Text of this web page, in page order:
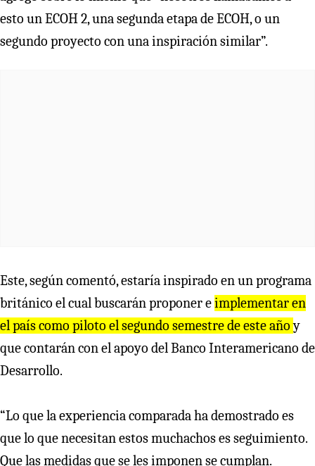
esto un ECOH 2, una segunda etapa de ECOH, o un
segundo proyecto con una inspiración similar”.
Este, según comentó, estaría inspirado en un programa
británico el cual buscarán proponer eimplementar en
el país como piloto el segundo semestre de este añoy
que contarán con el apoyo del Banco Interamericano de
Desarrollo.
“Lo que la experiencia comparada ha demostrado es
que lo que necesitan estos muchachos es seguimiento.
Que las medidas que se les imponen se cumplan.